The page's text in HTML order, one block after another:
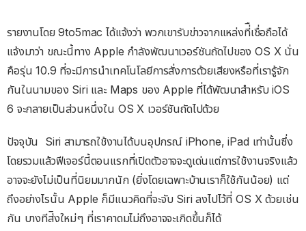
รายงานโดย 9to5mac ได้แจ้งว่า พวกเขารับข่าวจากแหล่งที่ืเชื่อถือได้
แจ้งมาว่า ขณะนี้ทาง Apple กำลังพัฒนาเวอร์ชันถัดไปของ OS X นั่น
คือรุ่น 10.9 ที่จะมีการนำเทคโนโลยีการสั่งการด้วยเสียงหรือที่เรารู้จัก
กันในนามของ Siri และ Maps ของ Apple ที่ได้พัฒนาสำหรับ iOS
6 จะกลายเป็นส่วนหนึ่งใน OS X เวอร์ชันถัดไปด้วย
ปัจจุบัน Siri สามารถใช้งานได้บนอุปกรณ์ iPhone, iPad เท่านั้นซึ่ง
โดยรวมแล้วฟีเจอร์นี้ตอนแรกที่เปิดตัวอาจจะดูเด่นแต่การใช้งานจริงแล้ว
อาจจะยังไม่เป็นที่นิยมมากนัก (ยิ่งโดยเฉพาะบ้านเราก็ใช้กันน้อย) แต่
ถึงอย่างไรนั้น Apple ก็มีแนวคิดที่จะจับ Siri ลงไปไว้ที่ OS X ด้วยเช่น
กัน บางทีส่ิงใหม่ๆ ที่เราคาดมไม่ถึงอาจจะเกิดขึ้นก็ได้